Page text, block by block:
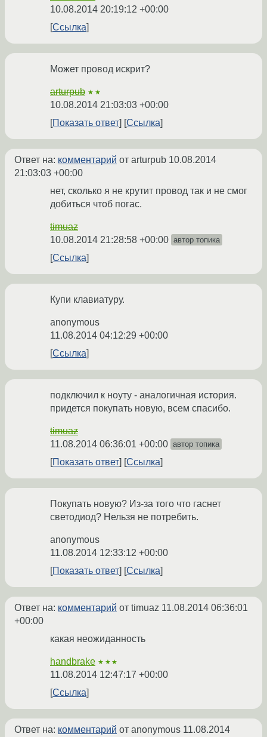
10.08.2014 20:19:12 +00:00
Ссылка
Может провод искрит?
arturpub ★★
10.08.2014 21:03:03 +00:00
Показать ответ
Ссылка
Ответ на: комментарий от arturpub 10.08.2014
21:03:03 +00:00
нет, сколько я не крутит провод так и не смог
добиться чтоб погас.
timuaz
10.08.2014 21:28:58 +00:00 автор топика
Ссылка
Купи клавиатуру.
anonymous
11.08.2014 04:12:29 +00:00
Ссылка
подключил к ноуту - аналогичная история.
придется покупать новую, всем спасибо.
timuaz
11.08.2014 06:36:01 +00:00 автор топика
Показать ответ Ссылка
Покупать новую? Из-за того что гаснет
светодиод? Нельзя не потребить.
anonymous
11.08.2014 12:33:12 +00:00
Показать ответ
Ссылка
Ответ на: комментарий от timuaz 11.08.2014 06:36:01
+00:00
какая неожиданность
handbrake ★★★
11.08.2014 12:47:17 +00:00
Ссылка
Ответ на: комментарий от anonymous 11.08.2014